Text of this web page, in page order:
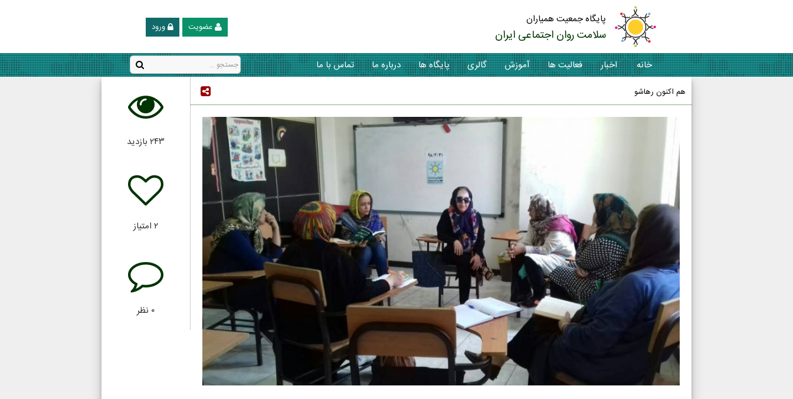
پایگاه جمعیت همیاران
سلامت روان اجتماعی ایران ورود عضویت
خانه اخبار فعالیت ها آموزش گالری پایگاه ها درباره ما تماس با ما
هم اکنون رهاشو
۲۴۳ بازدید
۲ امتیاز
۰ نظر